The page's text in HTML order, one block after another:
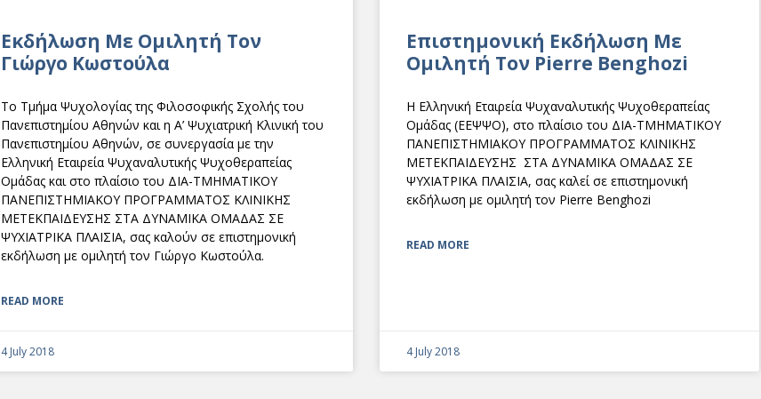
Eκδήλωση Με Ομιλητή Τον
Γιώργο Κωστούλα
Το Τμήμα Ψυχολογίας της Φιλοσοφικής Σχολής του
Πανεπιστημίου Αθηνών και η Α’ Ψυχιατρική Κλινική του
Πανεπιστημίου Αθηνών, σε συνεργασία με την
Ελληνική Εταιρεία Ψυχαναλυτικής Ψυχοθεραπείας
Ομάδας και στο πλαίσιο του ΔΙΑ-ΤΜΗΜΑΤΙΚΟΥ
ΠΑΝΕΠΙΣΤΗΜΙΑΚΟΥ ΠΡΟΓΡΑΜΜΑΤΟΣ ΚΛΙΝΙΚΗΣ
ΜΕΤΕΚΠΑΙΔΕΥΣΗΣ ΣΤΑ ΔΥΝΑΜΙΚΑ ΟΜΑΔΑΣ ΣΕ
ΨΥΧΙΑΤΡΙΚΑ ΠΛΑΙΣΙΑ, σας καλούν σε επιστημονική
εκδήλωση με ομιλητή τον Γιώργο Κωστούλα.
READ MORE
4 July 2018
Επιστημονική Εκδήλωση Με
Ομιλητή Τον Pierre Benghozi
Η Ελληνική Εταιρεία Ψυχαναλυτικής Ψυχοθεραπείας
Ομάδας (ΕΕΨΨΟ), στο πλαίσιο του ΔΙΑ-ΤΜΗΜΑΤΙΚΟΥ
ΠΑΝΕΠΙΣΤΗΜΙΑΚΟΥ ΠΡΟΓΡΑΜΜΑΤΟΣ ΚΛΙΝΙΚΗΣ
ΜΕΤΕΚΠΑΙΔΕΥΣΗΣ ΣΤΑ ΔΥΝΑΜΙΚΑ ΟΜΑΔΑΣ ΣΕ
ΨΥΧΙΑΤΡΙΚΑ ΠΛΑΙΣΙΑ, σας καλεί σε επιστημονική
εκδήλωση με ομιλητή τον Pierre Benghozi
READ MORE
4 July 2018